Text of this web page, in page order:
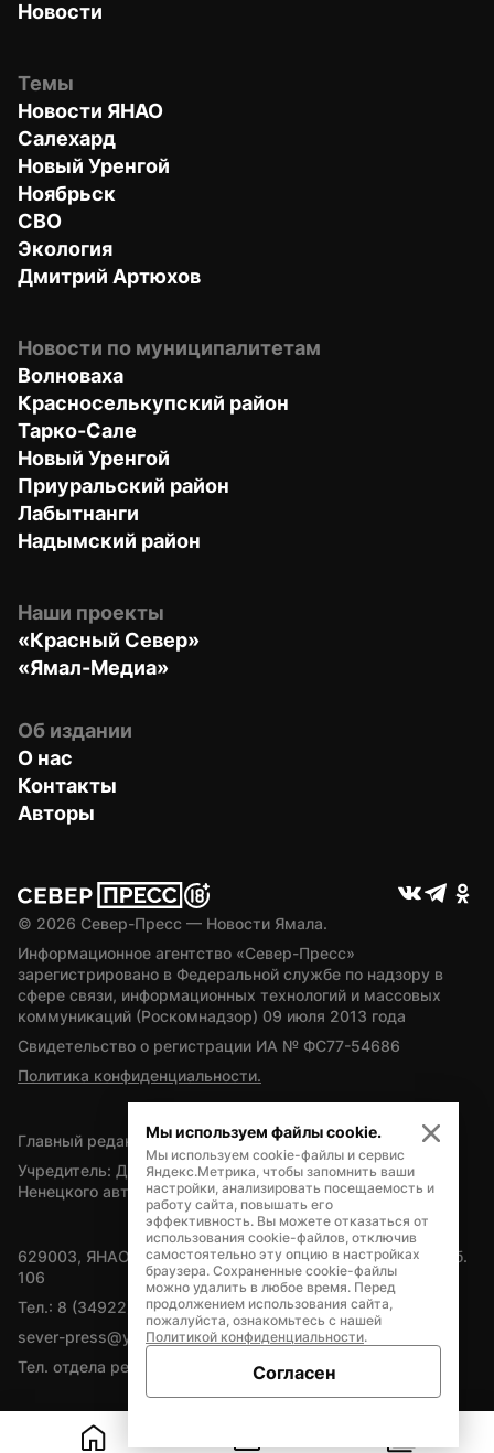
Новости
Темы
Новости ЯНАО
Салехард
Новый Уренгой
Ноябрьск
СВО
Экология
Дмитрий Артюхов
Новости по муниципалитетам
Волноваха
Красноселькупский район
Тарко-Сале
Новый Уренгой
Приуральский район
Лабытнанги
Надымский район
Наши проекты
«Красный Север»
«Ямал-Медиа»
Об издании
О нас
Контакты
Авторы
© 2026 Север-Пресс — Новости Ямала.
Информационное агентство «Север-Пресс»
зарегистрировано в Федеральной службе по надзору в
сфере связи, информационных технологий и массовых
коммуникаций (Роскомнадзор) 09 июля 2013 года
Свидетельство о регистрации ИА № ФС77-54686
Политика конфиденциальности.
Главный редактор — А.Л. Поздеев
Учредитель: Департамент внутренней политики Ямало-
Ненецкого автономного округа
629003, ЯНАО, Салехард, мкр. Богдана Кнунянца, д.1, каб.
106
Тел.: 8 (34922) 71262
sever-press@yamal-media.ru
Тел. отдела рекламы: 8 (34922) 42728
Мы используем файлы cookie.
Мы используем cookie-файлы и сервис
Яндекс.Метрика, чтобы запомнить ваши
настройки, анализировать посещаемость и
работу сайта, повышать его
эффективность. Вы можете отказаться от
использования cookie-файлов, отключив
самостоятельно эту опцию в настройках
браузера. Сохраненные cookie-файлы
можно удалить в любое время. Перед
продолжением использования сайта,
пожалуйста, ознакомьтесь с нашей
Политикой конфиденциальности.
Согласен